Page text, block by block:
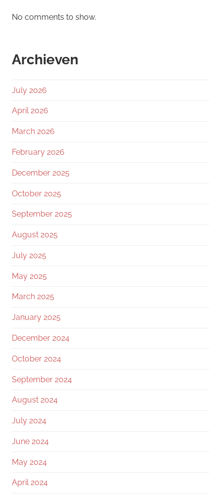
No comments to show.
Archieven
July 2026
April 2026
March 2026
February 2026
December 2025
October 2025
September 2025
August 2025
July 2025
May 2025
March 2025
January 2025
December 2024
October 2024
September 2024
August 2024
July 2024
June 2024
May 2024
April 2024